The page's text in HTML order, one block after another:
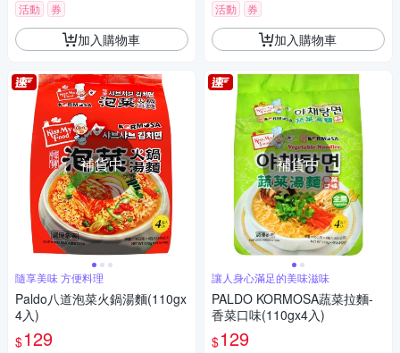
活動 券
加入購物車
補貨中
隨享美味 方便料理
Paldo八道泡菜火鍋湯麵(110gx
4入)
$129
活動 券
加入購物車
補貨中
讓人身心滿足的美味滋味
PALDO KORMOSA蔬菜拉麵-
香菜口味(110gx4入)
$129